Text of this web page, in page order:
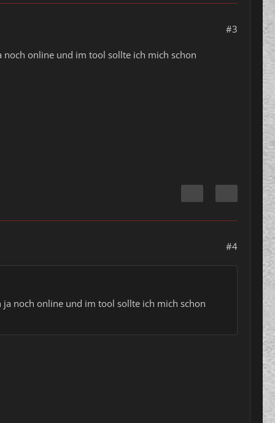
#3
online und im tool sollte ich mich schon
#4
noch online und im tool sollte ich mich schon